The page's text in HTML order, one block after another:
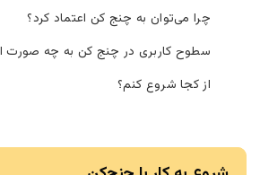
چرا می‌توان به چنج کن اعتماد کرد؟
سطوح کاربری در چنج کن به چه صورت
از کجا شروع کنم؟